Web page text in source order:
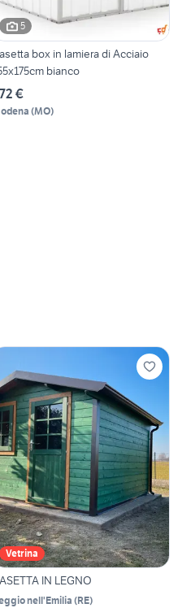
5
box in lamiera di Acciaio
bianco
€
(MO)
Vetrina
IN LEGNO
nell'Emilia (RE)